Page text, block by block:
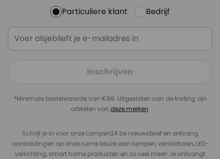
Particuliere klant Bedrijf
Inschrijven
*Minimale bestelwaarde van €99. Uitgesloten van de korting zijn
artikelen van deze merken.
Schrijf je in voor onze Lampen24.be nieuwsbrief en ontvang
aanbiedingen op onze ruime keuze aan lampen, ventilatoren, LED-
verlichting, smart home producten en zo veel meer! Je ontvangt